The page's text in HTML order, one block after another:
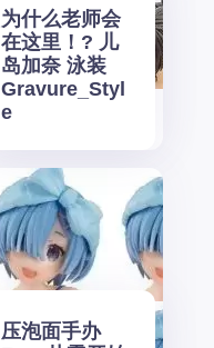
为什么老师会
在这里！? 儿
岛加奈 泳装
Gravure_Styl
e
压泡面手办